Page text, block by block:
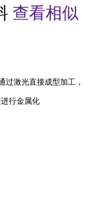
查看相似
过激光直接成型加工，
行金属化